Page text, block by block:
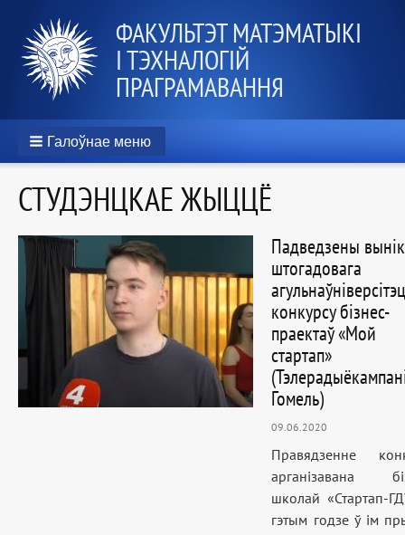
ФАКУЛЬТЭТ МАТЭМАТЫКІ
І ТЭХНАЛОГІЙ
ПРАГРАМАВАННЯ
Галоўнае меню
СТУДЭНЦКАЕ ЖЫЦЦЁ
Падведзены
штогадовага
конкурсу бізнес-
праектаў «Мой
стартап»
Гомель)
09.06.2020
Правядзенне
арганізавана
школай «Стартап-
гэтым годзе ў ім